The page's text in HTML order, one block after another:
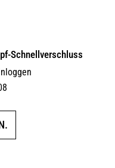
Schnellverschluss